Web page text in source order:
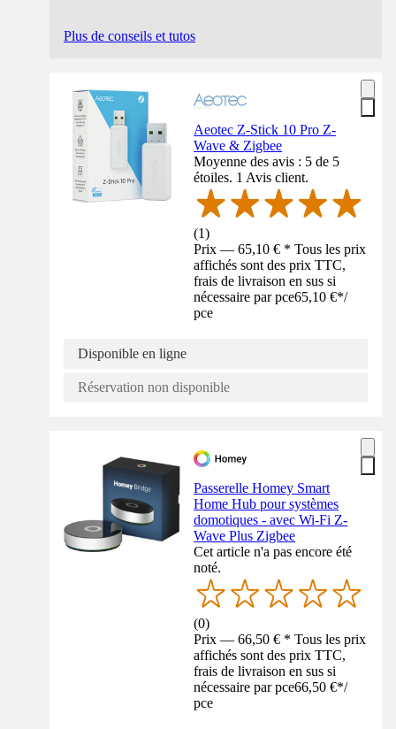
Plus de conseils et tutos
Aeotec Z-Stick 10 Pro Z-
Wave & Zigbee
Moyenne des avis : 5 de 5
étoiles. 1 Avis client.
(1)
Prix — 65,10 € * Tous les prix
affichés sont des prix TTC,
frais de livraison en sus si
nécessaire par pce65,10 €*/
pce
Disponible en ligne
Réservation non disponible
Passerelle Homey Smart
Home Hub pour systèmes
domotiques - avec Wi-Fi Z-
Wave Plus Zigbee
Cet article n'a pas encore été
noté.
(0)
Prix — 66,50 € * Tous les prix
affichés sont des prix TTC,
frais de livraison en sus si
nécessaire par pce66,50 €*/
pce